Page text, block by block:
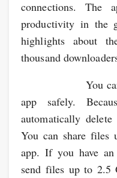
connections.
productivity in the
highlights about
thousand
You can
app safely.
automatically
You can share
app. If you have
send files up to 2.5